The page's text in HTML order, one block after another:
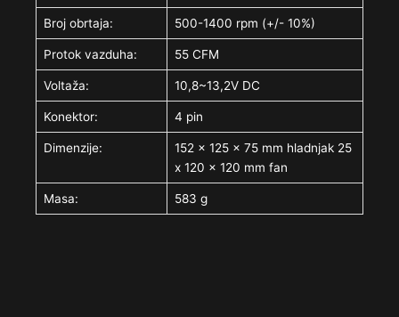
Broj obrtaja: 500-1400 rpm (+/- 10%)
Protok vazduha: 55 CFM
Voltaža: 10,8~13,2V DC
Konektor: 4 pin
Dimenzije:
152 x 125 x 75 mm hladnjak 25
x 120 x 120 mm fan
Masa: 583 g